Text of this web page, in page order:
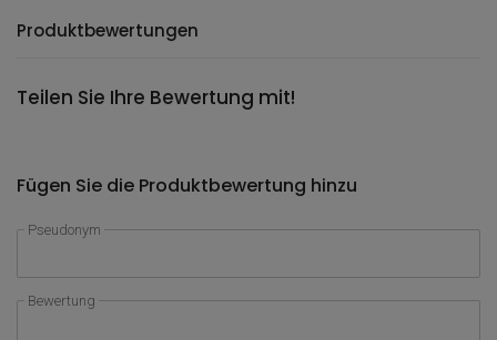
Produktbewertungen
Teilen Sie Ihre Bewertung mit!
Fügen Sie die Produktbewertung hinzu
Pseudonym
Bewertung